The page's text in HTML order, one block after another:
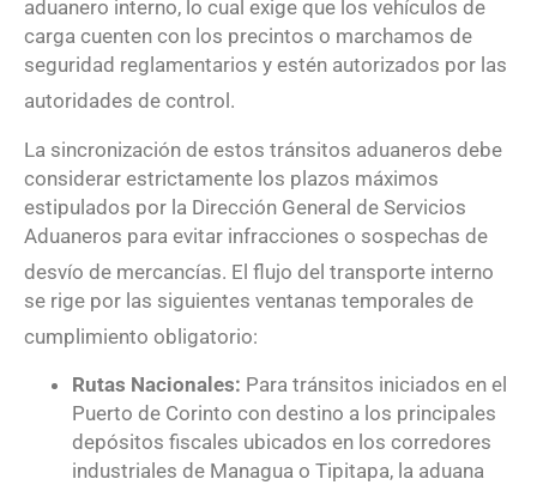
aduanero interno, lo cual exige que los vehículos de
carga cuenten con los precintos o marchamos de
seguridad reglamentarios y estén autorizados por las
autoridades de control.
La sincronización de estos tránsitos aduaneros debe
considerar estrictamente los plazos máximos
estipulados por la Dirección General de Servicios
Aduaneros para evitar infracciones o sospechas de
desvío de mercancías. El flujo del transporte interno
se rige por las siguientes ventanas temporales de
cumplimiento obligatorio:
Rutas Nacionales: Para tránsitos iniciados en el
Puerto de Corinto con destino a los principales
depósitos fiscales ubicados en los corredores
industriales de Managua o Tipitapa, la aduana